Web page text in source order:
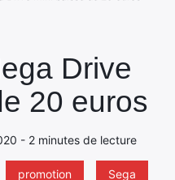
Drive
20 euros
- 2 minutes de lecture
promotion
Sega